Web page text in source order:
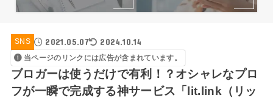
SNS 2021.05.07 2024.10.14
当ページのリンクには広告が含まれています。
ブロガーは使うだけで有利！？オシャレなプロ
フが一瞬で完成する神サービス「lit.link（リッ